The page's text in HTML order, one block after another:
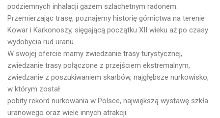
podziemnych inhalacji gazem szlachetnym radonem.
Przemierzając trasę, poznajemy historię górnictwa na terenie
Kowar i Karkonoszy, sięgającą początku XII wieku aż po czasy
wydobycia rud uranu.
W swojej ofercie mamy zwiedzanie trasy turystycznej,
zwiedzanie trasy połączone z przejściem ekstremalnym,
zwiedzanie z poszukiwaniem skarbów, najgłębsze nurkowisko,
w którym został
pobity rekord nurkowania w Polsce, największą wystawę szkła
uranowego oraz wiele innych atrakcji.